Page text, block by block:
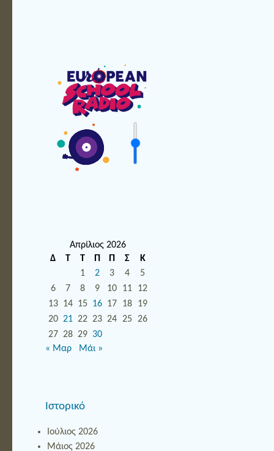
Απρίλιος 2026
Δ
Τ Τ Π Π Σ
Κ
1
2 3 4
5
6
7 8 9 10 11
12
13 14 15 16 17 18
19
20 21 22 23 24 25 26
27 28 29 30
« Μαρ
Μάι »
Ιστορικό
Ιούλιος 2026
Μάιος 2026